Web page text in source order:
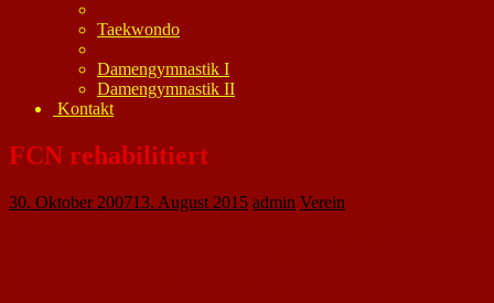
Taekwondo
Damengymnastik I
Damengymnastik II
Kontakt
FCN rehabilitiert
30. Oktober 200713. August 2015 admin Verein